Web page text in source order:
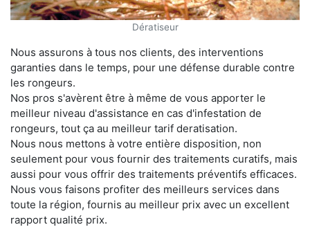
Dératiseur
Nous assurons à tous nos clients, des interventions
garanties dans le temps, pour une défense durable contre
les rongeurs.
Nos pros s'avèrent être à même de vous apporter le
meilleur niveau d'assistance en cas d'infestation de
rongeurs, tout ça au meilleur tarif deratisation.
Nous nous mettons à votre entière disposition, non
seulement pour vous fournir des traitements curatifs, mais
aussi pour vous offrir des traitements préventifs efficaces.
Nous vous faisons profiter des meilleurs services dans
toute la région, fournis au meilleur prix avec un excellent
rapport qualité prix.